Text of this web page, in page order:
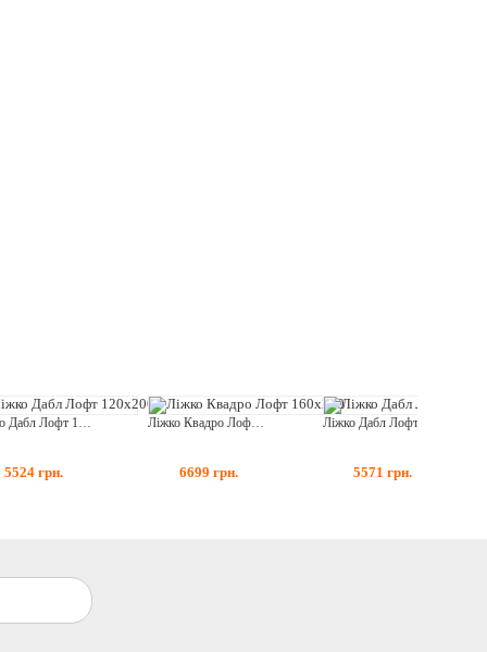
5524 грн.
Ліжко Квадро Лофт 160x200
6699 грн. 5571 грн.